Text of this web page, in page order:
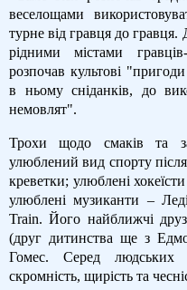
веселощами
турне від гравця до
рідними містами
розпочав культові
в ньому сніданків, до
немовлят".
Трохи щодо смаків та
улюблений вид спорту
креветки; улюблені
улюблені музиканти –
Train. Його найближчі
(друг дитинства ще з
Гомес. Серед людських
скромність, щирість та